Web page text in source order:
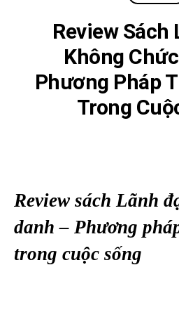
Review Sách
Không
Phương Pháp
Trong
Review sách Lãnh
danh – Phương
trong cuộc sống